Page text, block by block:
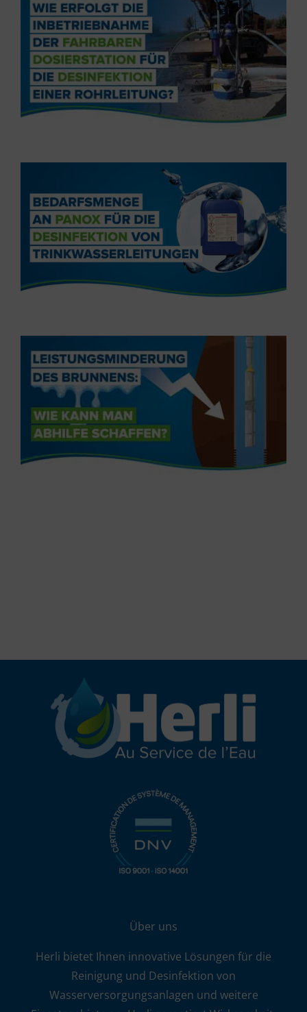
Über uns
Herli bietet Ihnen innovative Lösungen für die
Reinigung und Desinfektion von
Wasserversorgungsanlagen und weitere